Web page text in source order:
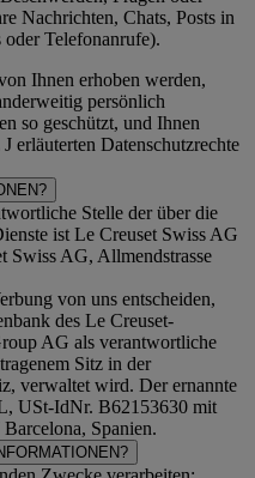
Nachrichten, Chats, Posts in
Telefonanrufe).
Ihnen erhoben werden,
persönlich
so geschützt, und Ihnen
J erläuterten Datenschutzrechte
Stelle der über die
ist Le Creuset Swiss AG
Swiss AG, Allmendstrasse
von uns entscheiden,
des Le Creuset-
AG als verantwortliche
Sitz in der
verwaltet wird. Der ernannte
USt-IdNr. B62153630 mit
Spanien.